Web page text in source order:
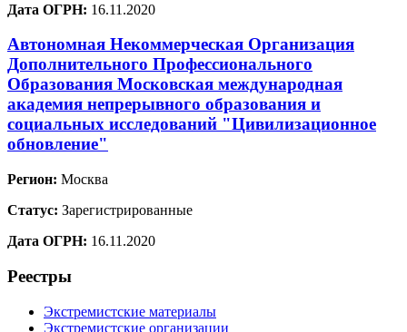
Дата ОГРН: 16.11.2020
Автономная Некоммерческая Организация
Дополнительного Профессионального
Образования Московская международная
академия непрерывного образования и
социальных исследований "Цивилизационное
обновление"
Регион: Москва
Статус: Зарегистрированные
Дата ОГРН: 16.11.2020
Реестры
Экстремистские материалы
Экстремистские организации